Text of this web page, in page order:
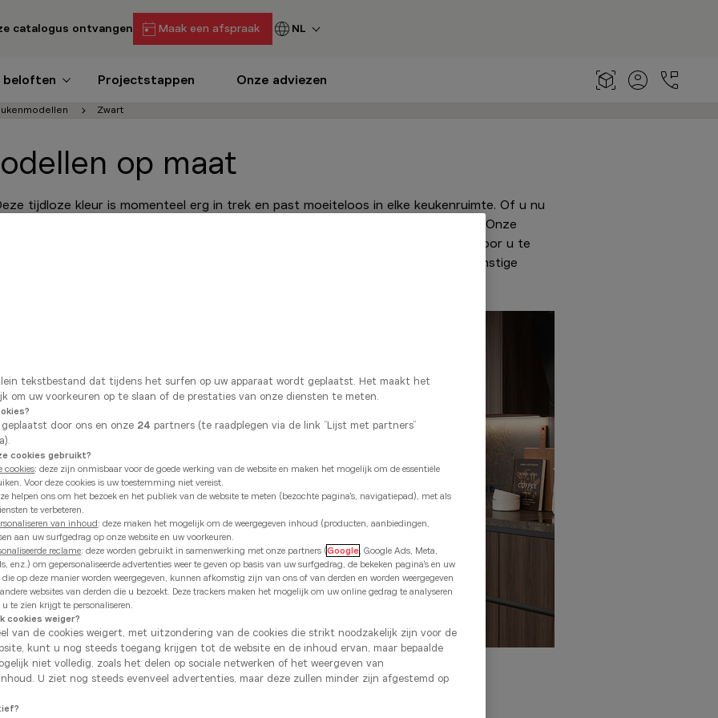
catalogus ontvangen Maak een afspraak NL
beloften Projectstappen Onze adviezen
Zwart
op maat
tijdloze kleur is momenteel erg in trek en past moeiteloos in elke keukenruimte. Of u nu
een op maat gemaakte zwarte keuken kan worden aangepast aan uw wensen. Onze
van materialen, kleuren en een perfect ontwerp een premium zwarte keuken voor u te
is. Inspiratie nodig? Hier zijn onze tips voor het ontwerpen van uw toekomstige
De witte
en
Lys Noten Milano
tekstbestand dat tijdens het surfen op uw apparaat wordt geplaatst. Het maakt het
om uw voorkeuren op te slaan of de prestaties van onze diensten te meten.
door ons en onze 24 partners (te raadplegen via de link “Lijst met partners”
cookies gebruikt?
cookies: deze zijn onmisbaar voor de goede werking van de website en maken het mogelijk om de essentiële
Voor deze cookies is uw toestemming niet vereist.
helpen ons om het bezoek en het publiek van de website te meten (bezochte pagina's, navigatiepad), met als
te verbeteren.
van inhoud: deze maken het mogelijk om de weergegeven inhoud (producten, aanbiedingen,
aan uw surfgedrag op onze website en uw voorkeuren.
reclame: deze worden gebruikt in samenwerking met onze partners (Google , Google Ads, Meta,
enz.) om gepersonaliseerde advertenties weer te geven op basis van uw surfgedrag, de bekeken pagina's en uw
die op deze manier worden weergegeven, kunnen afkomstig zijn van ons of van derden en worden weergegeven
websites van derden die u bezoekt. Deze trackers maken het mogelijk om uw online gedrag te analyseren
te zien krijgt te personaliseren.
cookies weiger?
van de cookies weigert, met uitzondering van de cookies die strikt noodzakelijk zijn voor de
kunt u nog steeds toegang krijgen tot de website en de inhoud ervan, maar bepaalde
niet volledig, zoals het delen op sociale netwerken of het weergeven van
U ziet nog steeds evenveel advertenties, maar deze zullen minder zijn afgestemd op